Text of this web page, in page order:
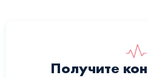
Получите